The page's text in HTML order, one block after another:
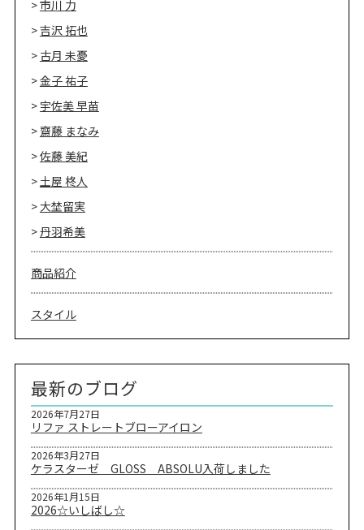
市川 力
吉沢 拓也
古月 未憂
金子 祐子
宇佐美 早苗
齋藤 まなみ
佐藤 美紀
土屋 柊人
大埜留実
丹羽希美
商品紹介
スタイル
最新のブログ
リファ ストレートブローアイロン
2026年7月27日
ケラスターゼ GLOSS ABSOLU入荷しました
2026年3月27日
2026☆いしばし☆
2026年1月15日